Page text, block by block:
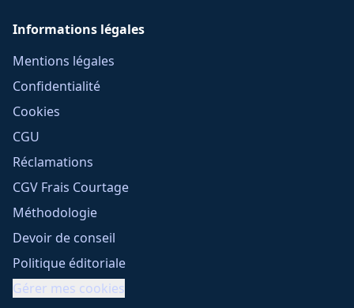
Informations légales
Mentions légales
Confidentialité
Cookies
CGU
Réclamations
CGV Frais Courtage
Méthodologie
Devoir de conseil
Politique éditoriale
Gérer mes cookies